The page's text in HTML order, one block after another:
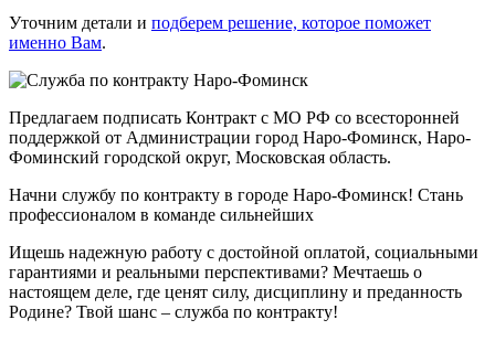
Уточним детали и подберем решение, которое поможет
именно Вам.
Предлагаем подписать Контракт с МО РФ со всесторонней
поддержкой от Администрации город Наро-Фоминск, Наро-
Фоминский городской округ, Московская область.
Начни службу по контракту в городе Наро-Фоминск! Стань
профессионалом в команде сильнейших
Ищешь надежную работу с достойной оплатой, социальными
гарантиями и реальными перспективами? Мечтаешь о
настоящем деле, где ценят силу, дисциплину и преданность
Родине? Твой шанс – служба по контракту!